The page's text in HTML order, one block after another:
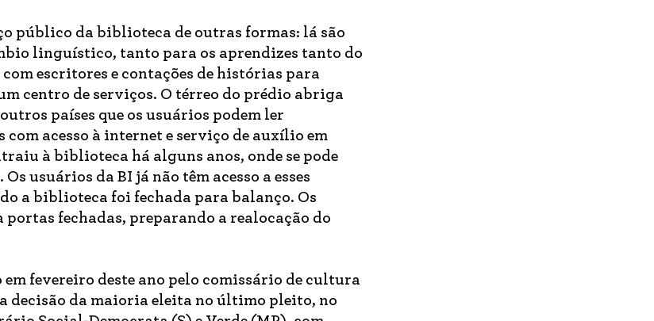
público da biblioteca de outras formas: lá são
linguístico, tanto para os aprendizes tanto do
escritores e contações de histórias para
centro de serviços. O térreo do prédio abriga
países que os usuários podem ler
acesso à internet e serviço de auxílio em
à biblioteca há alguns anos, onde se pode
. Os usuários da BI já não têm acesso a esses
a biblioteca foi fechada para balanço. Os
fechadas, preparando a realocação do
fevereiro deste ano pelo comissário de cultura
decisão da maioria eleita no último pleito, no